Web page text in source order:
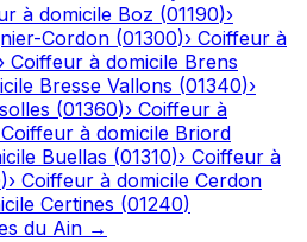
à domicile Boz (01190)›
Cordon (01300)› Coiffeur à
› Coiffeur à domicile Brens
Bresse Vallons (01340)›
(01360)› Coiffeur à
Coiffeur à domicile Briord
Buellas (01310)› Coiffeur à
)› Coiffeur à domicile Cerdon
Certines (01240)
du Ain →